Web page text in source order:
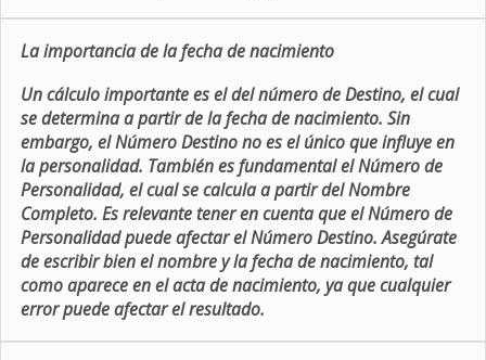
La importancia de la fecha de nacimiento
Un cálculo importante es el del número de Destino, el cual
se determina a partir de la fecha de nacimiento. Sin
embargo, el Número Destino no es el único que influye en
la personalidad. También es fundamental el Número de
Personalidad, el cual se calcula a partir del Nombre
Completo. Es relevante tener en cuenta que el Número de
Personalidad puede afectar el Número Destino. Asegúrate
de escribir bien el nombre y la fecha de nacimiento, tal
como aparece en el acta de nacimiento, ya que cualquier
error puede afectar el resultado.